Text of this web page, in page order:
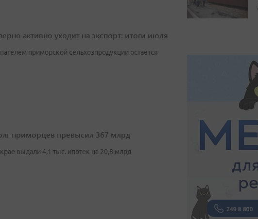
активно уходит на экспорт: итоги июля
приморской сельхозпродукции остается
приморцев превысил 367 млрд
выдали 4,1 тыс. ипотек на 20,8 млрд